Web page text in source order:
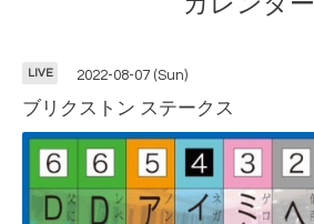
LIVE 2022-08-07 (Sun)
ブリクストン ステークス